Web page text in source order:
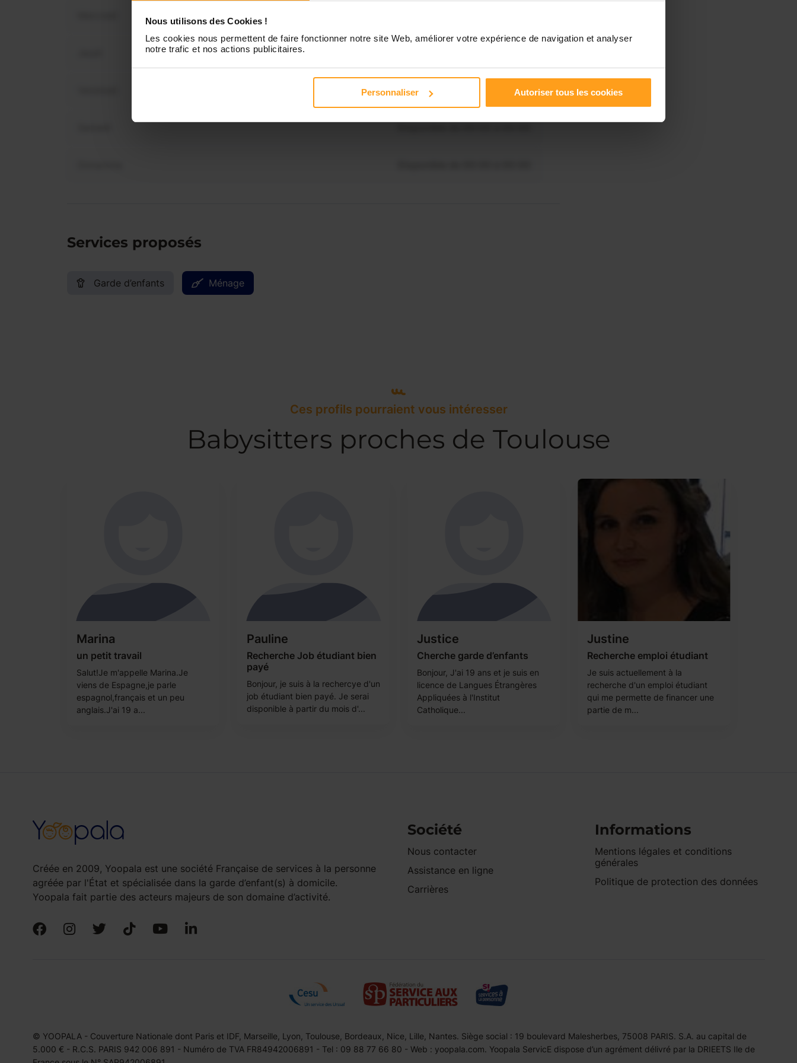
Nous utilisons des Cookies !
Les cookies nous permettent de faire fonctionner notre site Web, améliorer votre expérience de navigation et analyser
notre trafic et nos actions publicitaires.
Personnaliser Autoriser tous les cookies
Disponible de 00:00 à 00:00
Vous souhaitez connaître les
disponibilités de Nora ?
Contactez-nous
Services proposés
Garde d’enfants Ménage
Ces profils pourraient vous intéresser
Babysitters proches de Toulouse
Marina
un petit travail
Salut!Je m'appelle Marina.Je
viens de Espagne,je parle
espagnol,français et un peu
anglais.J'ai 19 a...
Pauline
Recherche Job étudiant bien
payé
Bonjour, je suis à la rechercye d'un
job étudiant bien payé. Je serai
disponible à partir du mois d'...
Justice
Cherche garde d’enfants
Bonjour, J'ai 19 ans et je suis en
licence de Langues Étrangères
Appliquées à l'Institut
Catholique...
Justine
Recherche emploi étudiant
Je suis actuellement à la
recherche d'un emploi étudiant
qui me permette de financer une
partie de m...
Créée en 2009, Yoopala est une société Française de services à la personne
agréée par l'État et spécialisée dans la garde d’enfant(s) à domicile.
Yoopala fait partie des acteurs majeurs de son domaine d’activité.
Société
Nous contacter
Assistance en ligne
Carrières
Informations
Mentions légales et conditions
générales
Politique de protection des données
© YOOPALA - Couverture Nationale dont Paris et IDF, Marseille, Lyon, Toulouse, Bordeaux, Nice, Lille, Nantes. Siège social : 19 boulevard Malesherbes, 75008 PARIS. S.A. au capital de
5.000 € - R.C.S. PARIS 942 006 891 - Numéro de TVA FR84942006891 - Tel : 09 88 77 66 80 - Web : yoopala.com. Yoopala ServicE dispose d’un agrément délivré par la DRIEETS Ile de